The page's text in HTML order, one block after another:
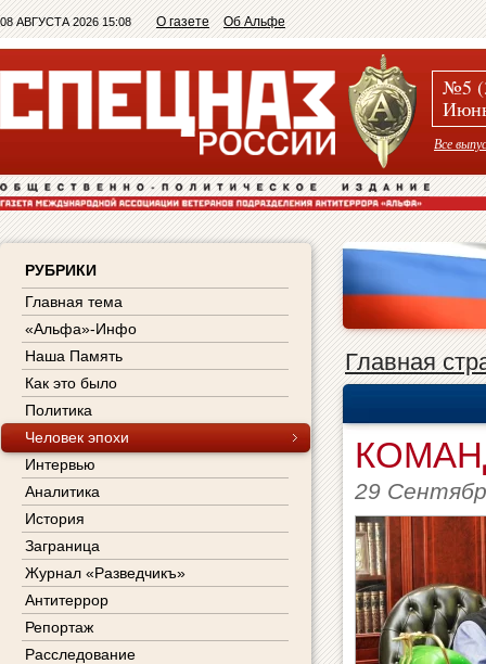
08 АВГУСТА 2026 15:08 О газете Об Альфе
№5
Все
РУБРИКИ
Главная тема
«Альфа»-Инфо
Наша Память
Как это было
Политика
Человек эпохи
Интервью
Аналитика
История
Заграница
Журнал «Разведчикъ»
Антитеррор
Репортаж
Расследование
Главная
29